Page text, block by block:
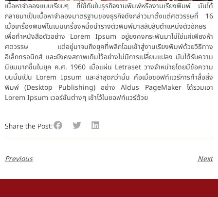
เนื้อหาจำลองแบบเรียบๆ ที่ใช้กันในธุรกิจงานพิมพ์หรืองานเรียงพิมพ์ มันได้
กลายมาเป็นเนื้อหาจำลองมาตรฐานของธุรกิจดังกล่าวมาตั้งแต่ศตวรรษที่ 16
เมื่อเครื่องพิมพ์โนเนมเครื่องหนึ่งนำรางตัวพิมพ์มาสลับสับตำแหน่งตัวอักษร
เพื่อทำหนังสือตัวอย่าง Lorem Ipsum อยู่ยงคงกระพันมาไม่ใช่แค่เพียงห้า
ศตวรรษ แต่อยู่มาจนถึงยุคที่พลิกโฉมเข้าสู่งานเรียงพิมพ์ด้วยวิธีทาง
อิเล็กทรอนิกส์ และยังคงสภาพเดิมไว้อย่างไม่มีการเปลี่ยนแปลง มันได้รับความ
นิยมมากขึ้นในยุค ค.ศ. 1960 เมื่อแผ่น Letraset วางจำหน่ายโดยมีข้อความ
บนนั้นเป็น Lorem Ipsum และล่าสุดกว่านั้น คือเมื่อซอฟท์แวร์การทำสื่อสิ่ง
พิมพ์ (Desktop Publishing) อย่าง Aldus PageMaker ได้รวมเอา
Lorem Ipsum เวอร์ชั่นต่างๆ เข้าไว้ในซอฟท์แวร์ด้วย
Share the Post:
Previous Next